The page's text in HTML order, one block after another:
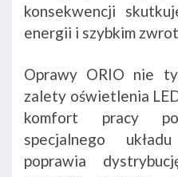
konsekwencji
energii i szybkim
Oprawy ORIO nie
zalety oświetlenia
komfort pracy
specjalnego
poprawia